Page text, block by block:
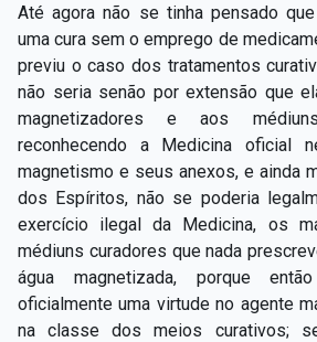
Até agora não se tinha pensado
uma cura sem o emprego de
previu o caso dos tratamentos
não seria senão por extensão que
magnetizadores e aos
reconhecendo a Medicina oficial
magnetismo e seus anexos, e ainda
dos Espíritos, não se poderia
exercício ilegal da Medicina, os
médiuns curadores que nada
água magnetizada, porque
oficialmente uma virtude no agente
na classe dos meios curativos;